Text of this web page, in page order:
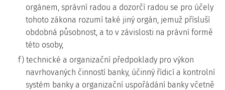
orgánem, správní radou a dozorčí radou se pro účely
tohoto zákona rozumí také jiný orgán, jemuž přísluší
obdobná působnost, a to v závislosti na právní formě
této osoby,
f) technické a organizační předpoklady pro výkon
navrhovaných činností banky, účinný řídicí a kontrolní
systém banky a organizační uspořádání banky včetně